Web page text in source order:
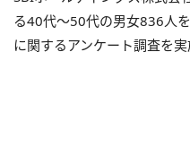
る40代～50代の男女836人
に関するアンケート調査を実